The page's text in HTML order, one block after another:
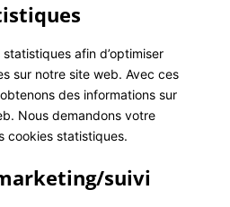
afin d’optimiser
sur notre site web. Avec ces
des informations sur
Nous demandons votre
cookies statistiques.
suivi